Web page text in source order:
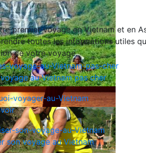
voyage
premier voyage en Vietnam et en
toutes les informations utiles
de votre voyage.
au Vietnam pas cher
son voyage au Vietnam